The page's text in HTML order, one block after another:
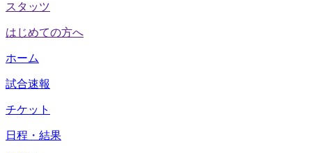
スタッツ
はじめての方へ
ホーム
試合速報
チケット
日程・結果